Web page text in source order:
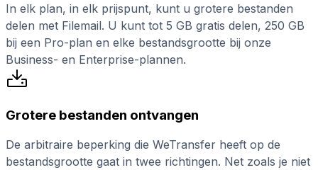
In elk plan, in elk prijspunt, kunt u grotere bestanden
delen met Filemail. U kunt tot 5 GB gratis delen, 250 GB
bij een Pro-plan en elke bestandsgrootte bij onze
Business- en Enterprise-plannen.
Grotere bestanden ontvangen
De arbitraire beperking die WeTransfer heeft op de
bestandsgrootte gaat in twee richtingen. Net zoals je niet